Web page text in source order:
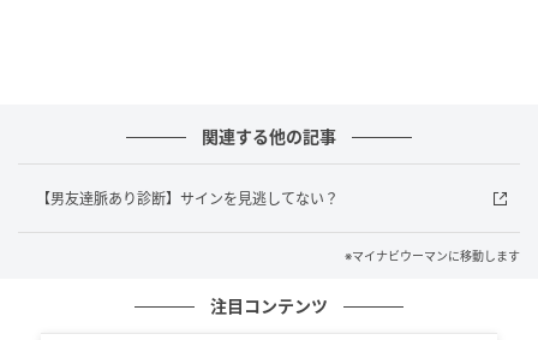
発売日：2026年3月26日 原著：チャールズ・M・シュ
ルツ 訳：谷川俊太郎 文：最果タヒ 定価：1,870円 発
関連する他の記事
【男友達脈あり診断】サインを見逃してない？
※マイナビウーマンに移動します
注目コンテンツ